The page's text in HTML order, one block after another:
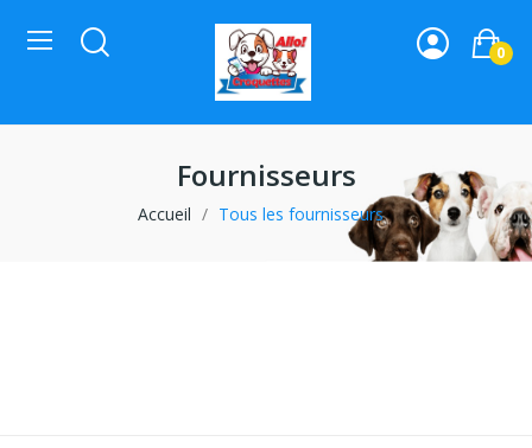
0
Fournisseurs
Accueil Tous les fournisseurs